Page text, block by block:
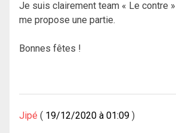
Je suis clairement team « Le contre
me propose une partie.
Bonnes fêtes !
Jipé 19/12/2020 à 01:09